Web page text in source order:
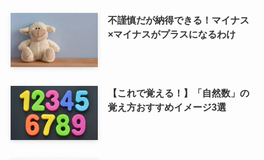
不謹慎だが納得できる！マイナス
×マイナスがプラスになるわけ
【これで覚える！】「自然数」の
覚え方おすすめイメージ3選